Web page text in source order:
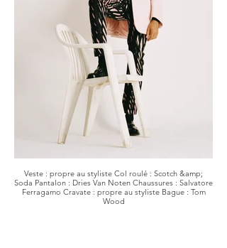
Veste : propre au styliste Col roulé : Scotch &amp;
Soda Pantalon : Dries Van Noten Chaussures : Salvatore
Ferragamo Cravate : propre au styliste Bague : Tom
Wood